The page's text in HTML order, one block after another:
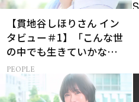
【貫地谷しほりさん イン
タビュー＃1】「こんな世
の中でも生きていかなけ
れば…」母になった今の
彼女だからこそ演じられ
る樋口一葉とは？
PEOPLE